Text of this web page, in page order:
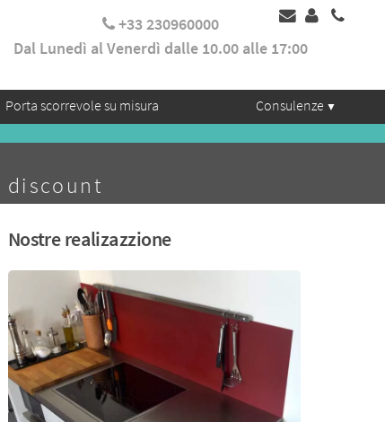
+33 230960000
Dal Lunedì al Venerdì dalle 10.00 alle 17:00
Porta scorrevole su misura Consulenze
discount
Nostre realizazzione